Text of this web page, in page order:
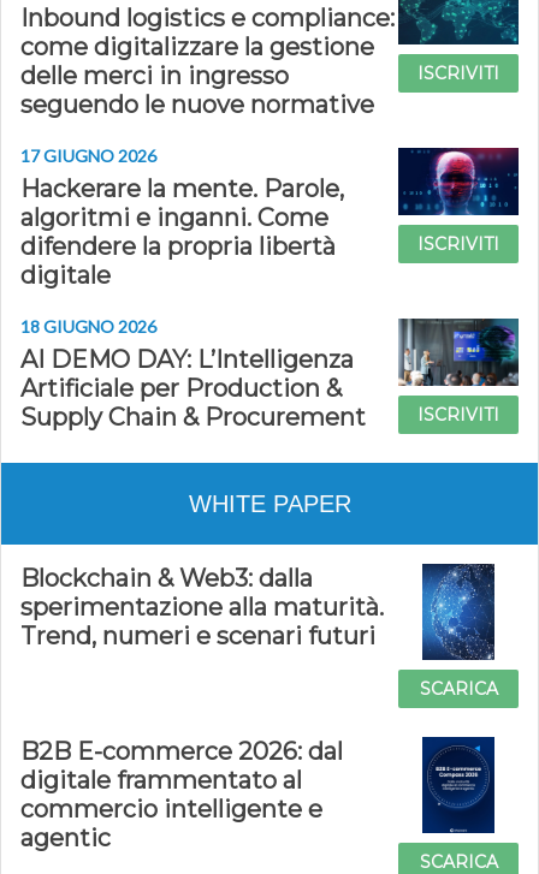
Inbound logistics e compliance:
come digitalizzare la gestione
delle merci in ingresso
seguendo le nuove normative
ISCRIVITI
17 GIUGNO 2026
Hackerare la mente. Parole,
algoritmi e inganni. Come
difendere la propria libertà
digitale
ISCRIVITI
18 GIUGNO 2026
AI DEMO DAY: L’Intelligenza
Artificiale per Production &
Supply Chain & Procurement
ISCRIVITI
WHITE PAPER
Blockchain & Web3: dalla
sperimentazione alla maturità.
Trend, numeri e scenari futuri
SCARICA
B2B E-commerce 2026: dal
digitale frammentato al
commercio intelligente e
agentic
SCARICA